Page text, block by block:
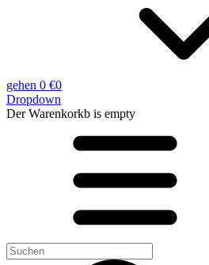
gehen 0 €0
Dropdown
Der Warenkorkb is empty